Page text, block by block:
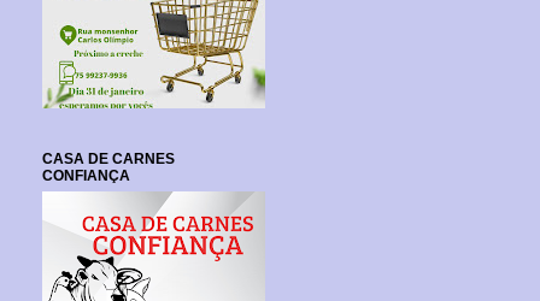
CASA DE CARNES
CONFIANÇA